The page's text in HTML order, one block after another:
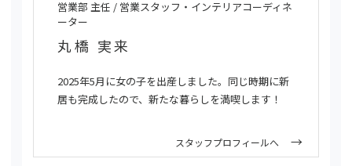
営業部 主任 / 営業スタッフ・インテリアコーディネ
ーター
丸橋 実来
2025年5月に女の子を出産しました。同じ時期に新
居も完成したので、新たな暮らしを満喫します！
スタッフプロフィールへ